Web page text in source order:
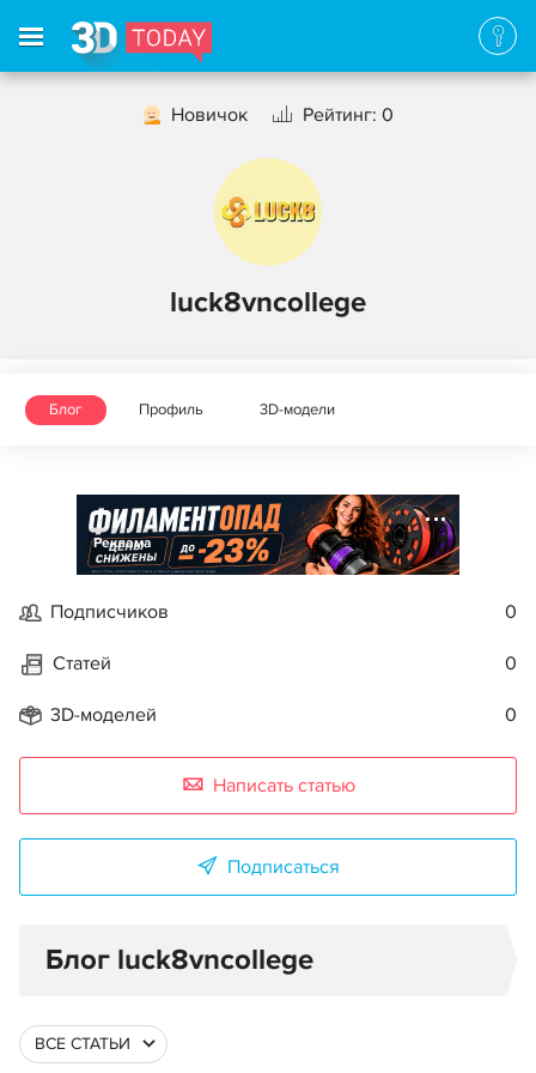
Новичок Рейтинг: 0
luck8vncollege
Блог Профиль 3D-модели
Реклама
Подписчиков 0
Статей 0
3D-моделей 0
Написать статью
Подписаться
Блог luck8vncollege
ВСЕ СТАТЬИ